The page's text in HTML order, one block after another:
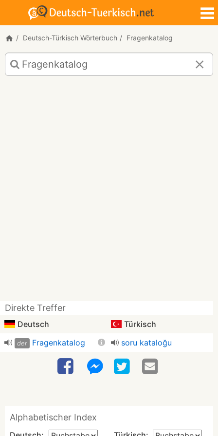
Deutsch-Türkisch Wörterbuch Fragenkatalog
Deutsch-
Türkisch
Übersetzung
Direkte Treffer
Deutsch Türkisch
der Fragenkatalog soru kataloğu
Alphabetischer Index